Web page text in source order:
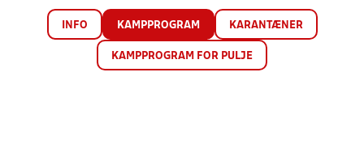
INFO KAMPPROGRAM KARANTÆNER
KAMPPROGRAM FOR PULJE